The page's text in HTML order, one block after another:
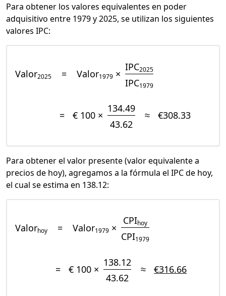
Para obtener los valores equivalentes en poder
adquisitivo entre 1979 y 2025, se utilizan los siguientes
valores IPC:
Valor2025 = Valor1979 ×
IPC2025
IPC1979
= € 100 ×
134.49
43.62
≈ €308.33
Para obtener el valor presente (valor equivalente a
precios de hoy), agregamos a la fórmula el IPC de hoy,
el cual se estima en 138.12:
Valorhoy = Valor1979 ×
CPIhoy
CPI1979
= € 100 ×
138.12
43.62
≈ €316.66